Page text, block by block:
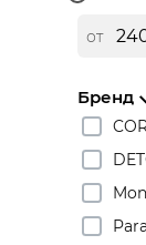
от
Бренд